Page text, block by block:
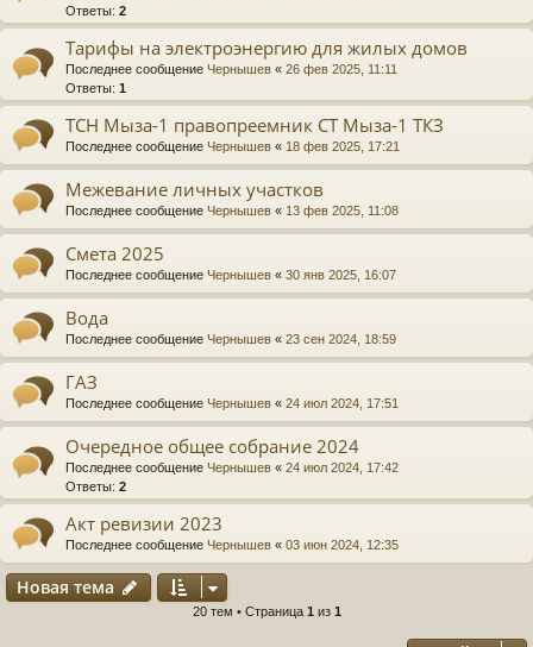
Ответы: 2
Тарифы на электроэнергию для жилых домов
Последнее сообщение Чернышев « 26 фев 2025, 11:11
Ответы: 1
ТСН Мыза-1 правопреемник СТ Мыза-1 ТКЗ
Последнее сообщение Чернышев « 18 фев 2025, 17:21
Межевание личных участков
Последнее сообщение Чернышев « 13 фев 2025, 11:08
Смета 2025
Последнее сообщение Чернышев « 30 янв 2025, 16:07
Вода
Последнее сообщение Чернышев « 23 сен 2024, 18:59
ГАЗ
Последнее сообщение Чернышев « 24 июл 2024, 17:51
Очередное общее собрание 2024
Последнее сообщение Чернышев « 24 июл 2024, 17:42
Ответы: 2
Акт ревизии 2023
Последнее сообщение Чернышев « 03 июн 2024, 12:35
Новая тема
20 тем • Страница 1 из 1